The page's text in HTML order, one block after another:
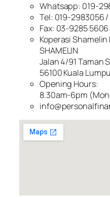
Whatsapp: 019-
Tel: 019-2983056
Fax: 03-9285 5606
Koperasi
SHAMELIN
Jalan 4/91 Taman
56100 Kuala
Opening Hours:
8.30am-6pm